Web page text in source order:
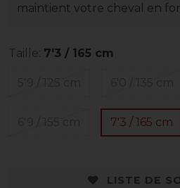
maintient votre cheval en
Taille: 7'3 / 165 cm
7'3 / 165 cm
LISTE DE